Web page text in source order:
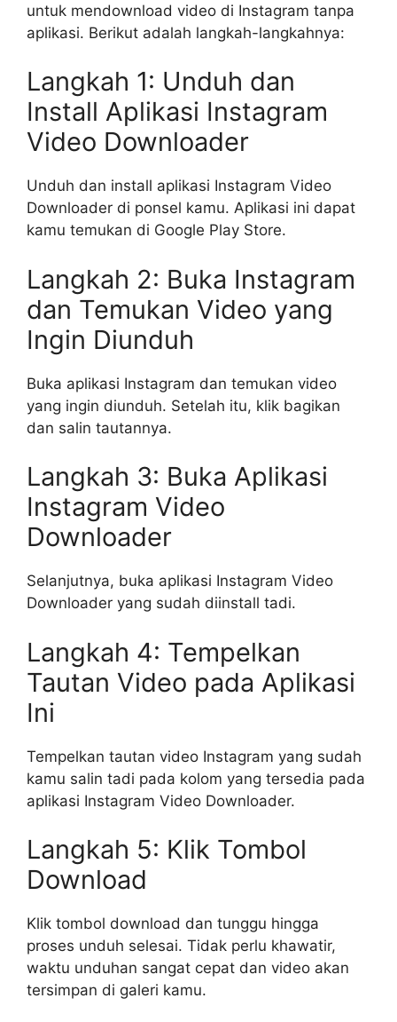
untuk mendownload video di Instagram tanpa
aplikasi. Berikut adalah langkah-langkahnya:
Langkah 1: Unduh dan
Install Aplikasi Instagram
Video Downloader
Unduh dan install aplikasi Instagram Video
Downloader di ponsel kamu. Aplikasi ini dapat
kamu temukan di Google Play Store.
Langkah 2: Buka Instagram
dan Temukan Video yang
Ingin Diunduh
Buka aplikasi Instagram dan temukan video
yang ingin diunduh. Setelah itu, klik bagikan
dan salin tautannya.
Langkah 3: Buka Aplikasi
Instagram Video
Downloader
Selanjutnya, buka aplikasi Instagram Video
Downloader yang sudah diinstall tadi.
Langkah 4: Tempelkan
Tautan Video pada Aplikasi
Ini
Tempelkan tautan video Instagram yang sudah
kamu salin tadi pada kolom yang tersedia pada
aplikasi Instagram Video Downloader.
Langkah 5: Klik Tombol
Download
Klik tombol download dan tunggu hingga
proses unduh selesai. Tidak perlu khawatir,
waktu unduhan sangat cepat dan video akan
tersimpan di galeri kamu.